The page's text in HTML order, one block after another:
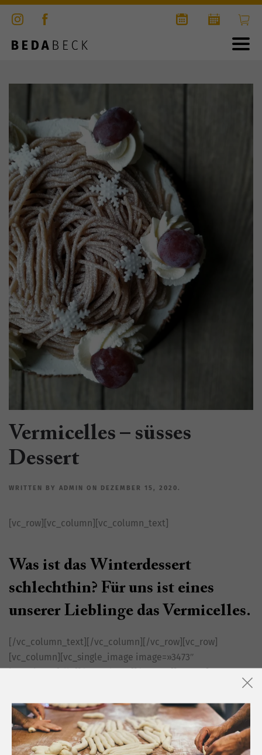
Vermicelles – süsses
Dessert
WRITTEN BY ADMIN ON DEZEMBER 15, 2020 .
[vc_row][vc_column][vc_column_text]
Was ist das Winterdessert
schlechthin? Für uns ist eines
unserer Lieblinge das Vermicelles.
[/vc_column_text][/vc_column][/vc_row][vc_row]
[vc_column][vc_single_image image=»3473″
Spezialität aus Marronipüree. Die feinen tessiner Marroni
benötigen gar nicht viel Zucker, die sind so süss!
«Vermicelli» heisst auf italienisch „Würmchen“ und so
sollten die Vermicelles auch daher kommen, als viele